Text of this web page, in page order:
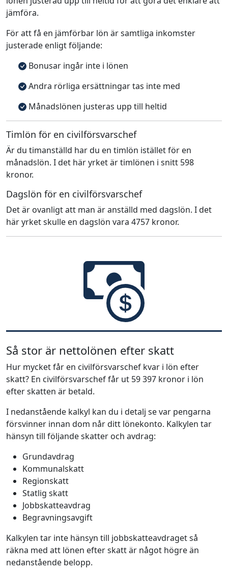
jämföra.
För att få en jämförbar lön är samtliga inkomster
justerade enligt följande:
Bonusar ingår inte i lönen
Andra rörliga ersättningar tas inte med
Månadslönen justeras upp till heltid
Timlön för en civilförsvarschef
Är du timanställd har du en timlön istället för en
månadslön. I det här yrket är timlönen i snitt 598
kronor.
Dagslön för en civilförsvarschef
Det är ovanligt att man är anställd med dagslön. I det
här yrket skulle en dagslön vara 4757 kronor.
Så stor är nettolönen efter skatt
Hur mycket får en civilförsvarschef kvar i lön efter
skatt? En civilförsvarschef får ut 59 397 kronor i lön
efter skatten är betald.
I nedanstående kalkyl kan du i detalj se var pengarna
försvinner innan dom når ditt lönekonto. Kalkylen tar
hänsyn till följande skatter och avdrag:
Grundavdrag
Kommunalskatt
Regionskatt
Statlig skatt
Jobbskatteavdrag
Begravningsavgift
Kalkylen tar inte hänsyn till jobbskatteavdraget så
räkna med att lönen efter skatt är något högre än
nedanstående belopp.